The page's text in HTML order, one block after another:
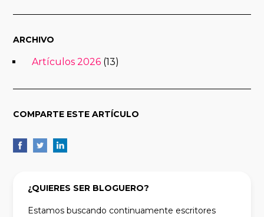
ARCHIVO
Artículos 2026 (13)
COMPARTE ESTE ARTÍCULO
¿QUIERES SER BLOGUERO?
Estamos buscando continuamente escritores